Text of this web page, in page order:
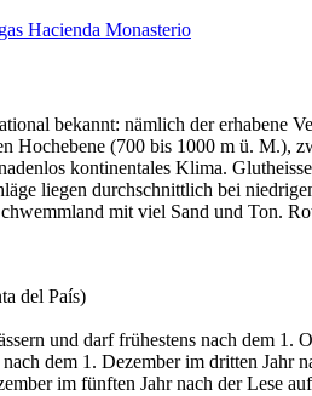
Hacienda Monasterio
bekannt: nämlich der erhabene
Hochebene (700 bis 1000 m ü. M.),
kontinentales Klima.
liegen durchschnittlich bei
mit viel Sand und Ton.
del País)
und darf frühestens nach dem
dem 1. Dezember im dritten
im fünften Jahr nach der Lese